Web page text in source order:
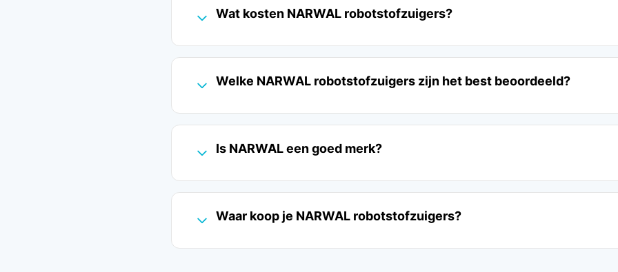
Wat kosten NARWAL robotstofzuigers?
Welke NARWAL robotstofzuigers zijn het best beoordeeld?
Is NARWAL een goed merk?
Waar koop je NARWAL robotstofzuigers?